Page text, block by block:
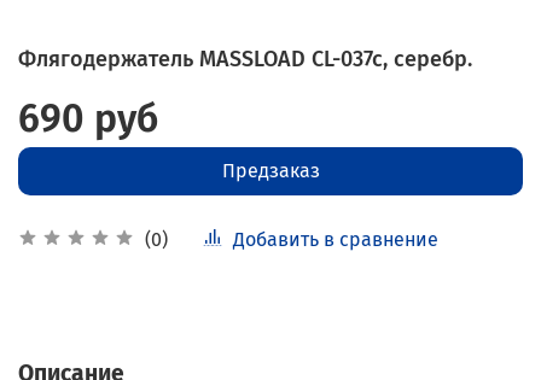
Флягодержатель MASSLOAD CL-037c, серебр.
(0) Добавить в сравнение
690 руб
Предзаказ
Описание